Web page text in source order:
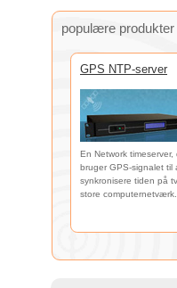
populære produkter
GPS NTP-server
En Network timeserver,
bruger GPS-signalet til
synkronisere tiden på
store computernetværk.